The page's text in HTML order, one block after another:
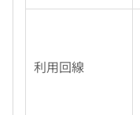
利用回線